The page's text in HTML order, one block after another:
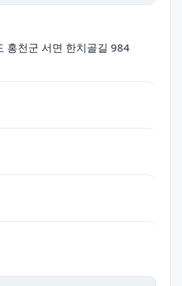
홍천군 서면 한치골길 984